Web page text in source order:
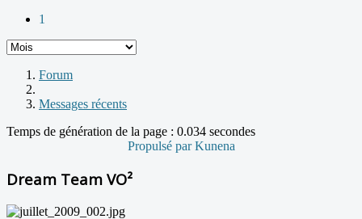
1
Forum
Messages récents
Temps de génération de la page : 0.034 secondes
Propulsé parKunena
Dream Team VO²